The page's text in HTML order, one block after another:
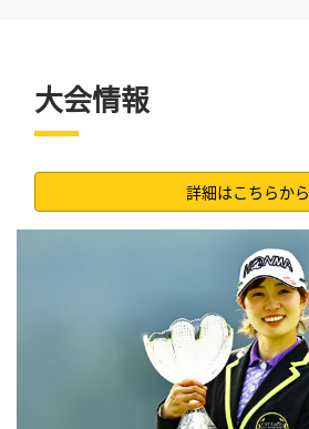
大会情報
詳細はこちらから